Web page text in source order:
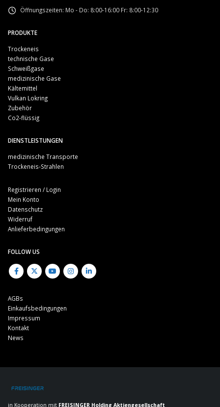
Öffnungszeiten: Mo - Do: 8:00-16:00 Fr: 8:00-12:30
PRODUKTE
Trockeneis
technische Gase
Schweißgase
medizinische Gase
Kältemittel
Vulkan Lokring
Zubehör
Co2-flüssig
DIENSTLEISTUNGEN
medizinische Transporte
Trockeneis-Strahlen
Registrieren / Login
Mein Konto
Datenschutz
Widerruf
Anlieferbedingungen
FOLLOW US
AGBs
Einkaufsbedingungen
Impressum
Kontakt
News
in Kooperation mit FREISINGER Holding Aktiengesellschaft